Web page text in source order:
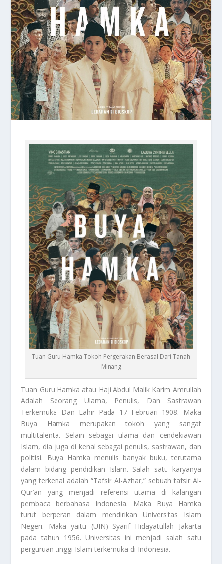
Tuan Guru Hamka Tokoh Pergerakan Berasal Dari Tanah
Minang
Tuan Guru Hamka atau Haji Abdul Malik Karim Amrullah
Adalah Seorang Ulama, Penulis, Dan Sastrawan
Terkemuka Dan Lahir Pada 17 Februari 1908. Maka
Buya Hamka merupakan tokoh yang sangat
multitalenta. Selain sebagai ulama dan cendekiawan
Islam, dia juga di kenal sebagai penulis, sastrawan, dan
politisi. Buya Hamka menulis banyak buku, terutama
dalam bidang pendidikan Islam. Salah satu karyanya
yang terkenal adalah “Tafsir Al-Azhar,” sebuah tafsir Al-
Qur’an yang menjadi referensi utama di kalangan
pembaca berbahasa Indonesia. Maka Buya Hamka
turut berperan dalam mendirikan Universitas Islam
Negeri. Maka yaitu (UIN) Syarif Hidayatullah Jakarta
pada tahun 1956. Universitas ini menjadi salah satu
perguruan tinggi Islam terkemuka di Indonesia.